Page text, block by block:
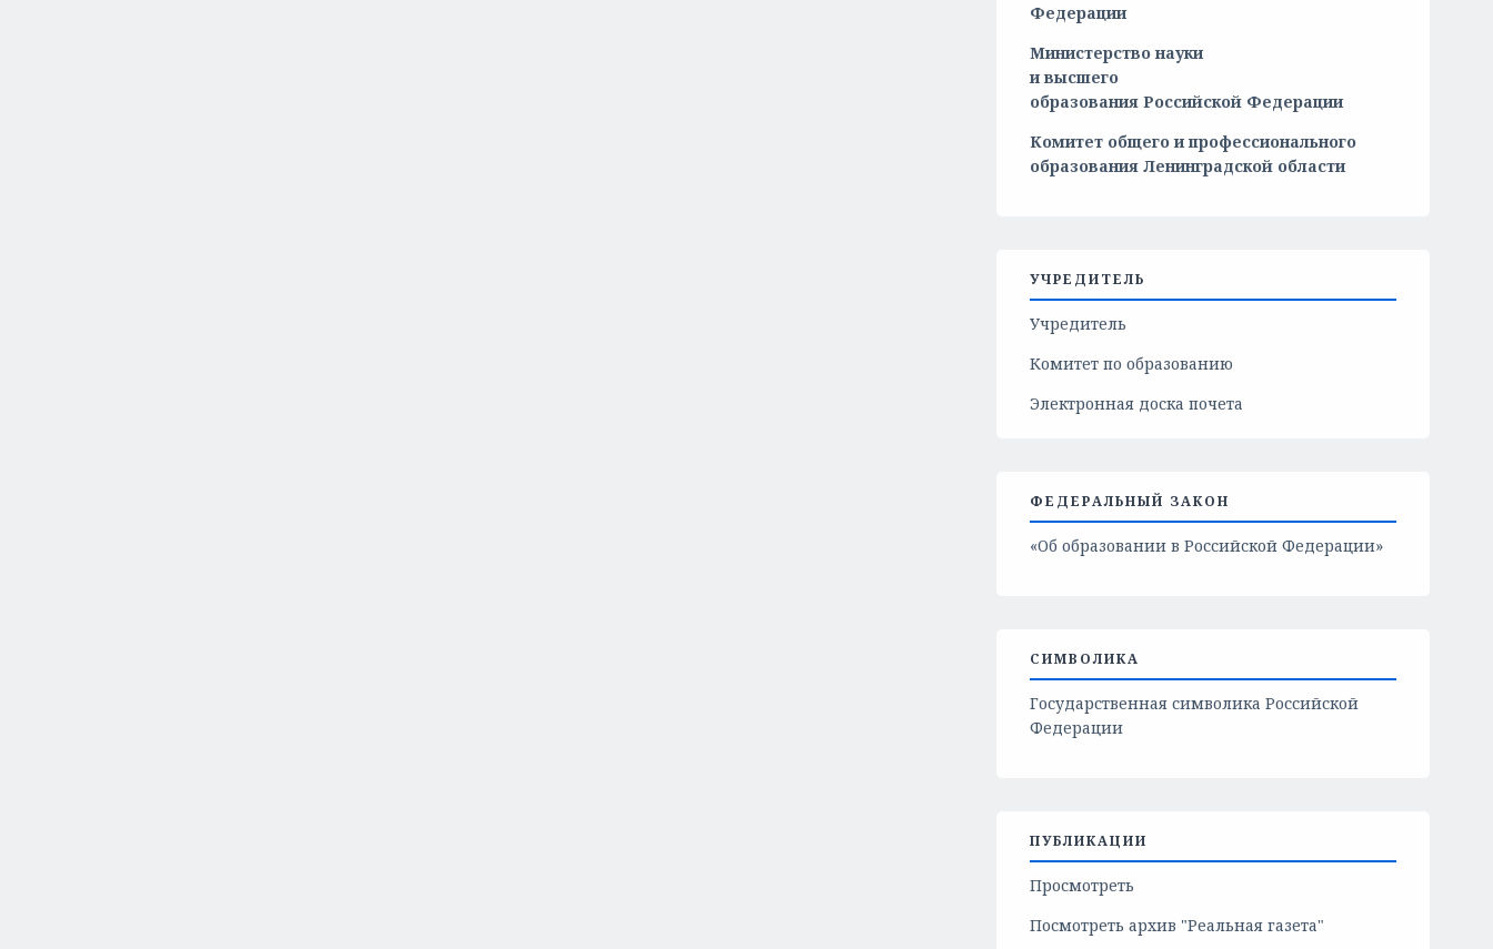
Федерации
Министерство науки
и высшего
образования Российской Федерации
Комитет общего и профессионального
образования Ленинградской области
УЧРЕДИТЕЛЬ
Учредитель
Комитет по образованию
Электронная доска почета
ФЕДЕРАЛЬНЫЙ ЗАКОН
«Об образовании в Российской Федерации»
СИМВОЛИКА
Государственная символика Российской
Федерации
ПУБЛИКАЦИИ
Просмотреть
Посмотреть архив "Реальная газета"